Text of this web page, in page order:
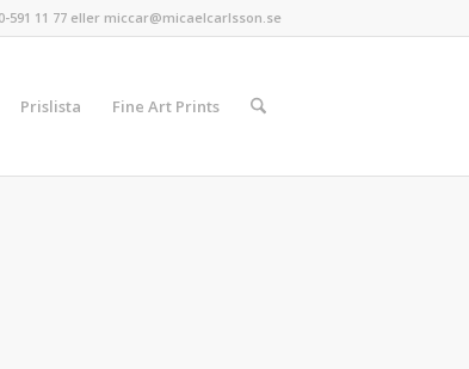
591 11 77 eller miccar@micaelcarlsson.se
Prislista Fine Art Prints